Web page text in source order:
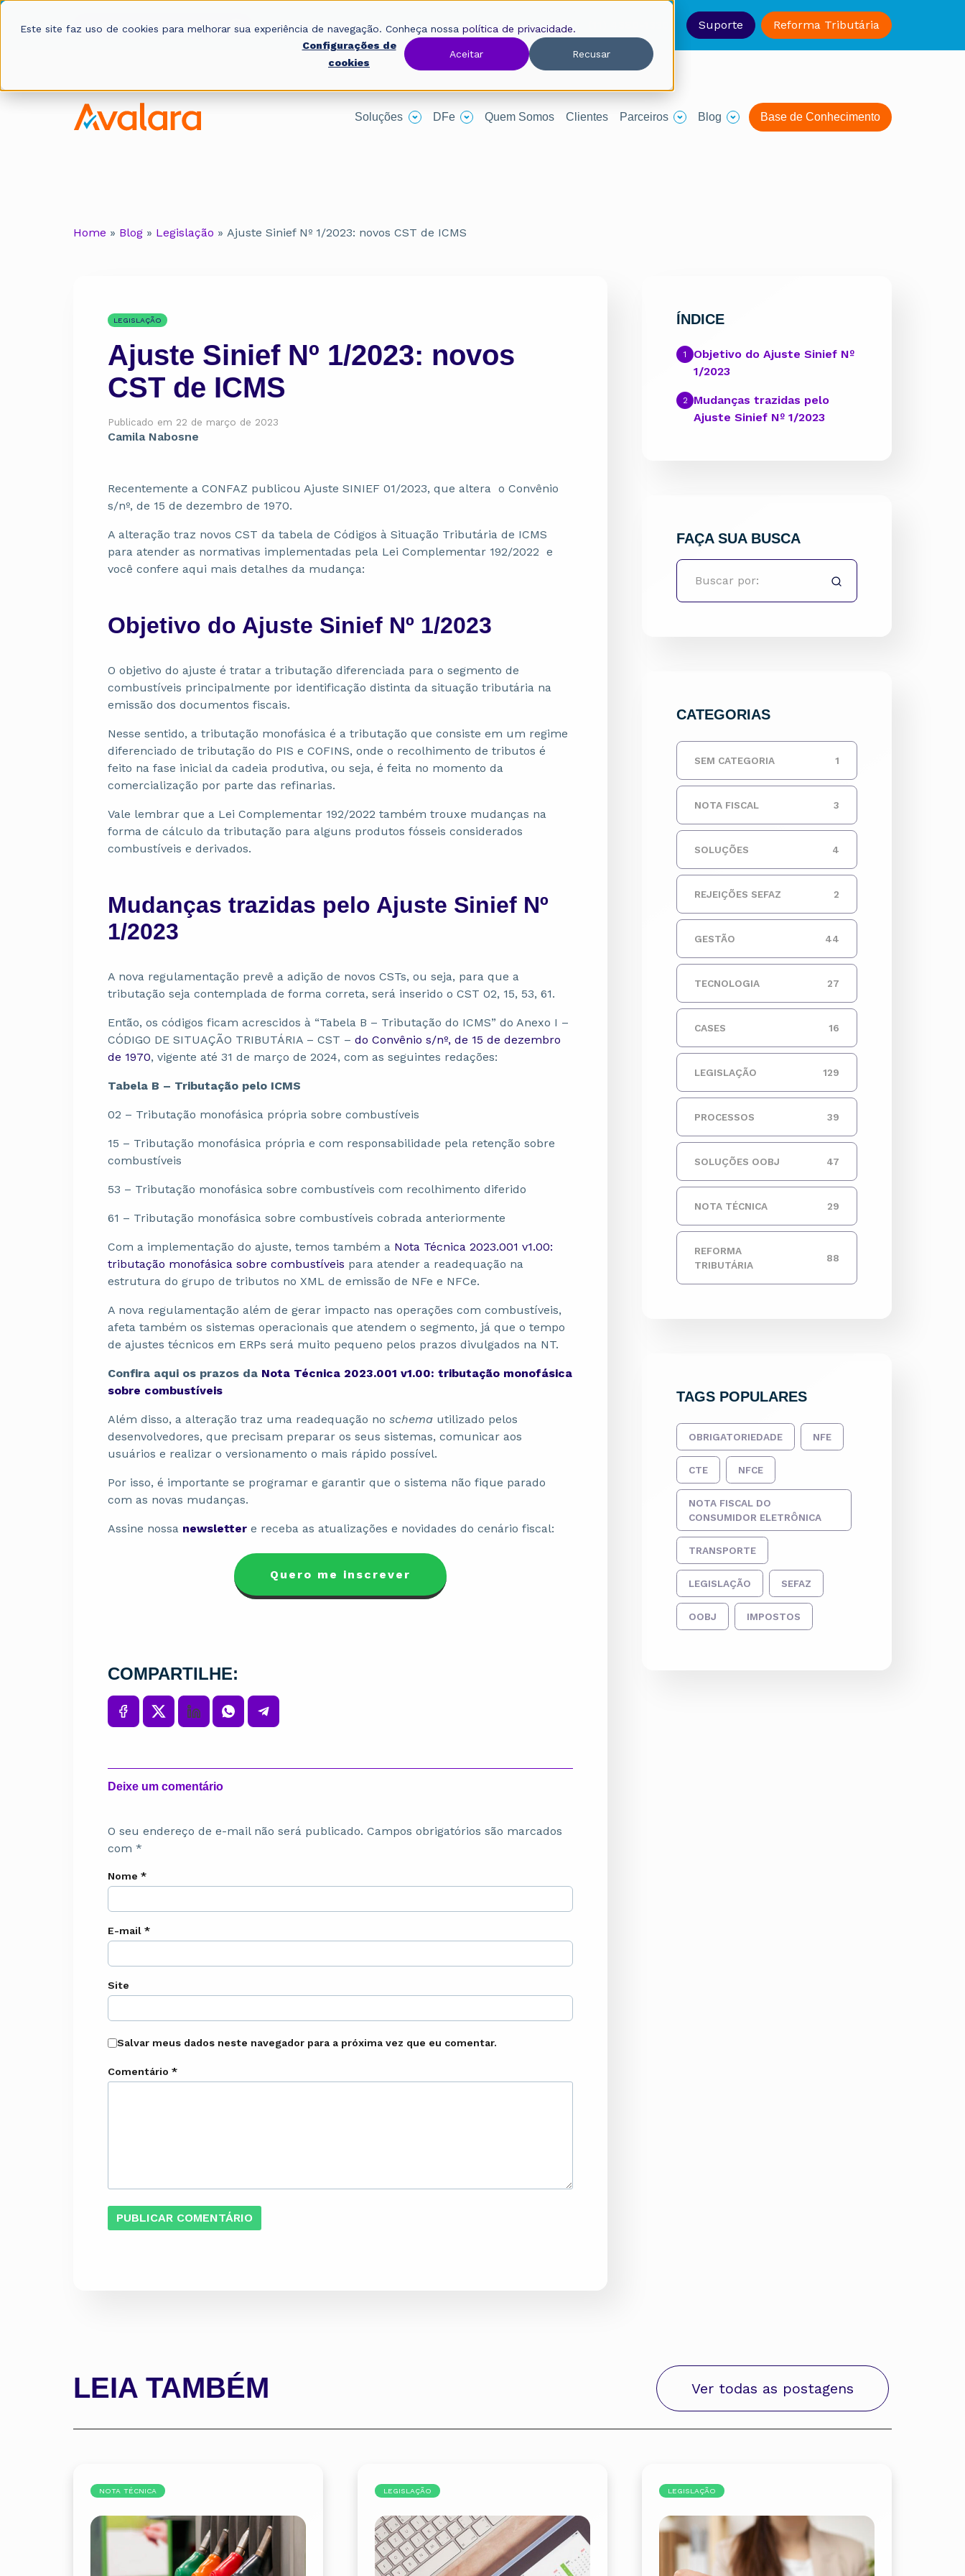
Este site faz uso de cookies para melhorar sua experiência de navegação. Conheça nossa política de privacidade.
Configurações de
cookies
Aceitar Recusar
Oobj, uma empresa Avalara. Suporte Reforma Tributária
Soluções DFe Quem Somos Clientes Parceiros Blog Base de Conhecimento
Home » Blog » Legislação » Ajuste Sinief Nº 1/2023: novos CST de ICMS
LEGISLAÇÃO
Ajuste Sinief Nº 1/2023: novos
CST de ICMS
Publicado em 22 de março de 2023
Camila Nabosne
Recentemente a CONFAZ publicou Ajuste SINIEF 01/2023, que altera o Convênio
s/nº, de 15 de dezembro de 1970.
A alteração traz novos CST da tabela de Códigos à Situação Tributária de ICMS
para atender as normativas implementadas pela Lei Complementar 192/2022 e
você confere aqui mais detalhes da mudança:
Objetivo do Ajuste Sinief Nº 1/2023
O objetivo do ajuste é tratar a tributação diferenciada para o segmento de
combustíveis principalmente por identificação distinta da situação tributária na
emissão dos documentos fiscais.
Nesse sentido, a tributação monofásica é a tributação que consiste em um regime
diferenciado de tributação do PIS e COFINS, onde o recolhimento de tributos é
feito na fase inicial da cadeia produtiva, ou seja, é feita no momento da
comercialização por parte das refinarias.
Vale lembrar que a Lei Complementar 192/2022 também trouxe mudanças na
forma de cálculo da tributação para alguns produtos fósseis considerados
combustíveis e derivados.
Mudanças trazidas pelo Ajuste Sinief Nº
1/2023
A nova regulamentação prevê a adição de novos CSTs, ou seja, para que a
tributação seja contemplada de forma correta, será inserido o CST 02, 15, 53, 61.
Então, os códigos ficam acrescidos à “Tabela B – Tributação do ICMS” do Anexo I –
CÓDIGO DE SITUAÇÃO TRIBUTÁRIA – CST – do Convênio s/nº, de 15 de dezembro
de 1970, vigente até 31 de março de 2024, com as seguintes redações:
Tabela B – Tributação pelo ICMS
02 – Tributação monofásica própria sobre combustíveis
15 – Tributação monofásica própria e com responsabilidade pela retenção sobre
combustíveis
53 – Tributação monofásica sobre combustíveis com recolhimento diferido
61 – Tributação monofásica sobre combustíveis cobrada anteriormente
Com a implementação do ajuste, temos também a Nota Técnica 2023.001 v1.00:
tributação monofásica sobre combustíveis para atender a readequação na
estrutura do grupo de tributos no XML de emissão de NFe e NFCe.
A nova regulamentação além de gerar impacto nas operações com combustíveis,
afeta também os sistemas operacionais que atendem o segmento, já que o tempo
de ajustes técnicos em ERPs será muito pequeno pelos prazos divulgados na NT.
Confira aqui os prazos da Nota Técnica 2023.001 v1.00: tributação monofásica
sobre combustíveis
Além disso, a alteração traz uma readequação no schema utilizado pelos
desenvolvedores, que precisam preparar os seus sistemas, comunicar aos
usuários e realizar o versionamento o mais rápido possível.
Por isso, é importante se programar e garantir que o sistema não fique parado
com as novas mudanças.
Assine nossa newsletter e receba as atualizações e novidades do cenário fiscal:
Quero me inscrever
COMPARTILHE:
Deixe um comentário
O seu endereço de e-mail não será publicado. Campos obrigatórios são marcados
com *
Nome *
E-mail *
Site
Salvar meus dados neste navegador para a próxima vez que eu comentar.
Comentário *
ÍNDICE
Objetivo do Ajuste Sinief Nº
1/2023
Mudanças trazidas pelo
Ajuste Sinief Nº 1/2023
FAÇA SUA BUSCA
CATEGORIAS
SEM CATEGORIA 1
NOTA FISCAL 3
SOLUÇÕES 4
REJEIÇÕES SEFAZ 2
GESTÃO 44
TECNOLOGIA 27
CASES 16
LEGISLAÇÃO 129
PROCESSOS 39
SOLUÇÕES OOBJ 47
NOTA TÉCNICA 29
REFORMA
TRIBUTÁRIA
88
TAGS POPULARES
OBRIGATORIEDADE NFE
CTE NFCE
NOTA FISCAL DO
CONSUMIDOR ELETRÔNICA
TRANSPORTE
LEGISLAÇÃO SEFAZ
OOBJ IMPOSTOS
LEIA TAMBÉM Ver todas as postagens
NOTA TÉCNICA LEGISLAÇÃO LEGISLAÇÃO